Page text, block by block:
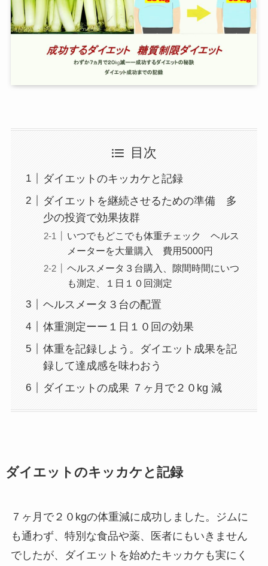
目次
ダイエットのキッカケと記録
ダイエットを継続させるための準備 多
少の投資で効果抜群
いつでもどこでも体重チェック ヘルス
メーターを大量購入 費用5000円
ヘルスメータ３台購入、隙間時間にいつ
も測定、１日１０回測定
ヘルスメータ３台の配置
体重測定ーー１日１０回の効果
体重を記録しよう。ダイエット成果を記
録して達成感を味わおう
ダイエットの成果 ７ヶ月で２０kg 減
ダイエットのキッカケと記録
７ヶ月で２０kgの体重減に成功しました。ジムに
も通わず、特別な食品や薬、医者にもいきません
でしたが、ダイエットを始めたキッカケも実にく